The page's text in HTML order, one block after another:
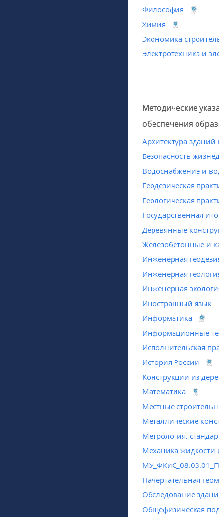
Философия
Химия
Экономика
Электротехника и
Методические
обеспечения
Архитектура
Безопасность
Водоснабжение и
Геодезическая
Геологическая
Государственная
Деревянные
Железобетонные и
Инженерная
Инженерная
Инженерная
Иностранный язык
Информатика
Информационные
Исполнительская
История России
Конструкции из
Математика
Местные
Металлические
Метрология,
Механика жидкости
Начертательная
Обследование
Общефизическая